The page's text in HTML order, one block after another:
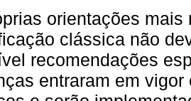
orientações
clássica não
recomendações
entraram em